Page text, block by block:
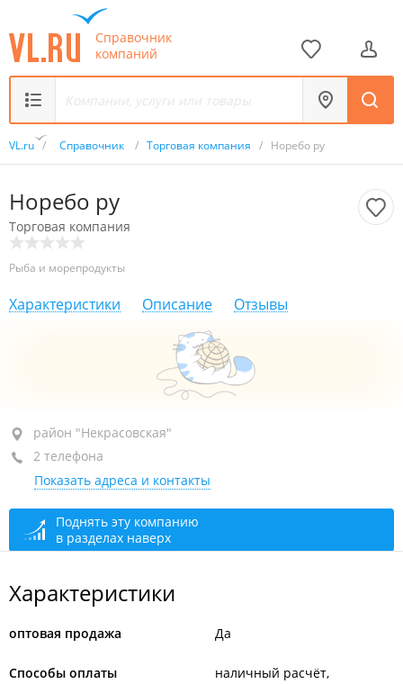
Справочник
компаний
VL.ru / Справочник / Торговая компания / Норебо ру
Норебо ру
Торговая компания
Рыба и морепродукты
Характеристики Описание Отзывы
район "Некрасовская", ул. Некрасовская, 50А
+7 (423) 226-84-39
закрыто, откроется в 09:00
район "Некрасовская"
2 телефона
Показать адреса и контакты
Поднять эту компанию
в разделах наверх
Характеристики
оптовая продажа Да
Способы оплаты
наличный расчёт